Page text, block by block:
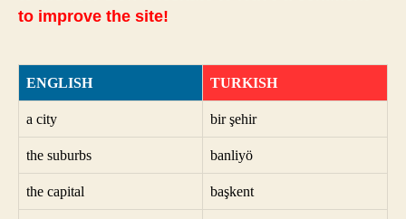
to improve the site!
ENGLISH TURKISH
a city bir şehir
the suburbs banliyö
the capital başkent